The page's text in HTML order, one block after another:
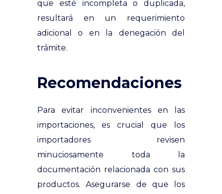
que esté incompleta o duplicada,
resultará en un requerimiento
adicional o en la denegación del
trámite.
Recomendaciones
Para evitar inconvenientes en las
importaciones, es crucial que los
importadores revisen
minuciosamente toda la
documentación relacionada con sus
productos. Asegurarse de que los